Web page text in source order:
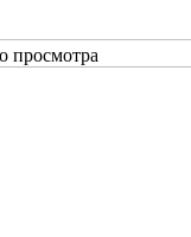
просмотра